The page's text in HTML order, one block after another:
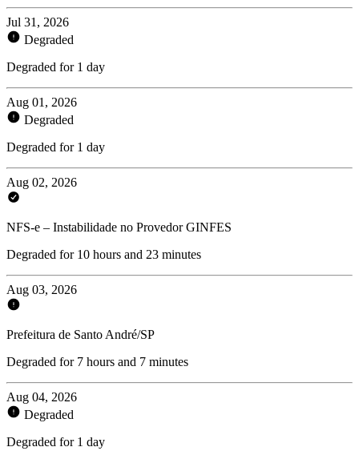
Jul 31, 2026
Degraded
Degraded for 1 day
Aug 01, 2026
Degraded
Degraded for 1 day
Aug 02, 2026
NFS-e – Instabilidade no Provedor GINFES
Degraded for 10 hours and 23 minutes
Aug 03, 2026
Prefeitura de Santo André/SP
Degraded for 7 hours and 7 minutes
Aug 04, 2026
Degraded
Degraded for 1 day